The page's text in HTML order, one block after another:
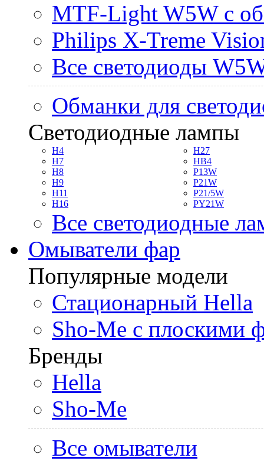
MTF-Light W5W с
Philips X-Treme
Все светодиоды
Обманки для
Светодиодные лампы
H4
H7
H8
H9
H11
H16
H27
HB4
P13W
P21W
P21/5W
PY21W
Все светодиодные
Омыватели фар
Популярные модели
Стационарный Hella
Sho-Me с плоскими
Бренды
Hella
Sho-Me
Все омыватели